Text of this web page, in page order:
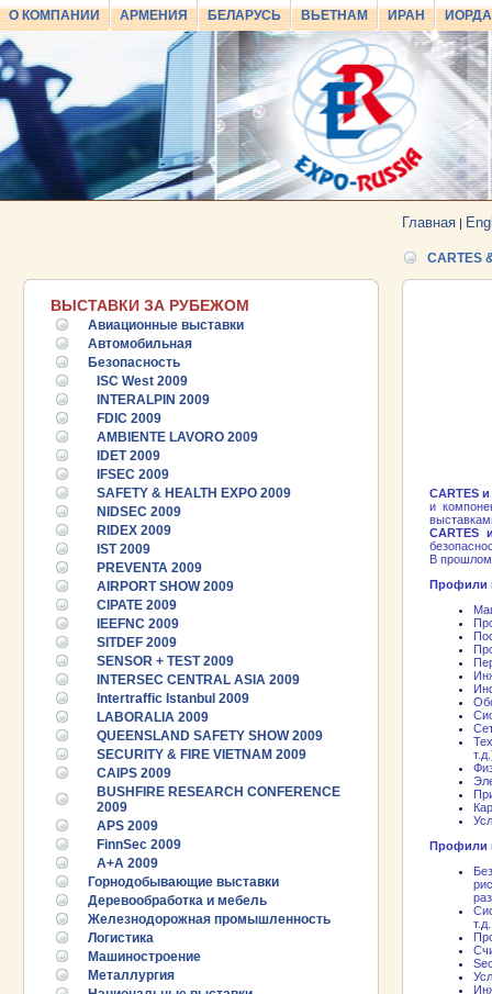
О КОМПАНИИ АРМЕНИЯ БЕЛАРУСЬ ВЬЕТНАМ ИРАН
Главная |
ВЫСТАВКИ ЗА РУБЕЖОМ
Авиационные выставки
Автомобильная
Безопасность
ISC West 2009
INTERALPIN 2009
FDIC 2009
AMBIENTE LAVORO 2009
IDET 2009
IFSEC 2009
SAFETY & HEALTH EXPO 2009
NIDSEC 2009
RIDEX 2009
IST 2009
PREVENTA 2009
AIRPORT SHOW 2009
CIPATE 2009
IEEFNC 2009
SITDEF 2009
SENSOR + TEST 2009
INTERSEC CENTRAL ASIA 2009
Intertraffic Istanbul 2009
LABORALIA 2009
QUEENSLAND SAFETY SHOW 2009
SECURITY & FIRE VIETNAM 2009
CAIPS 2009
BUSHFIRE RESEARCH CONFERENCE
2009
APS 2009
FinnSec 2009
A+A 2009
Горнодобывающие выставки
Деревообработка и мебель
Железнодорожная промышленность
Логистика
Машиностроение
Металлургия
CARTES
CARTES
и
CARTES
В
Профили
Профили
т.д.